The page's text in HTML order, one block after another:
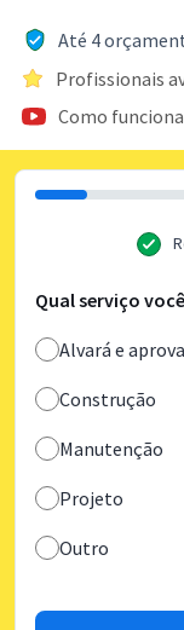
Até 4
Profissionais
Como
Qual serviço
Alvará e
Construção
Manutenção
Projeto
Outro